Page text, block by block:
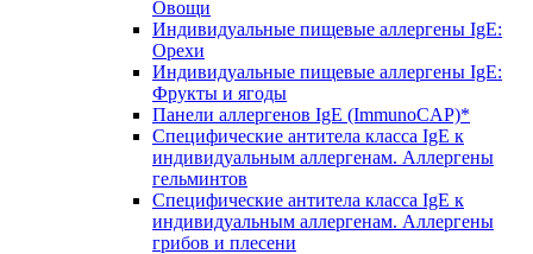
Овощи
Индивидуальные пищевые аллергены IgE:
Орехи
Индивидуальные пищевые аллергены IgE:
Фрукты и ягоды
Панели аллергенов IgE (ImmunoCAP)*
Специфические антитела класса IgE к
индивидуальным аллергенам. Аллергены
гельминтов
Специфические антитела класса IgE к
индивидуальным аллергенам. Аллергены
грибов и плесени